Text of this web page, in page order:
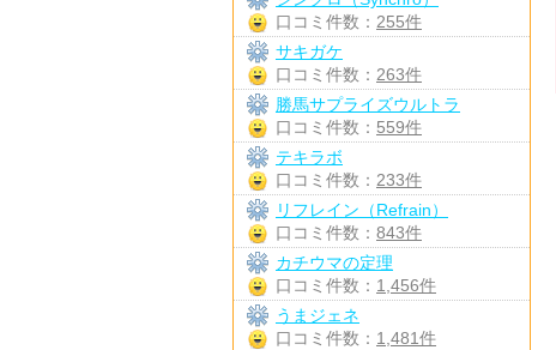
口コミ件数： 255件
サキガケ
口コミ件数： 263件
勝馬サプライズウルトラ
口コミ件数： 559件
テキラボ
口コミ件数： 233件
リフレイン（Refrain）
口コミ件数： 843件
カチウマの定理
口コミ件数： 1,456件
うまジェネ
口コミ件数： 1,481件